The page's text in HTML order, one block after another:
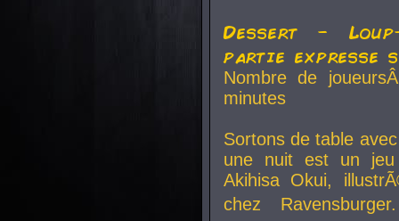
Dessert -
partie expresse
Nombre de
minutes
Sortons de table
une nuit est un
Akihisa Okui,
chez